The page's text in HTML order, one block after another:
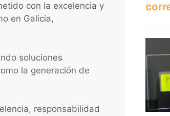
con la excelencia y
en Galicia,
soluciones
la generación de
responsabilidad